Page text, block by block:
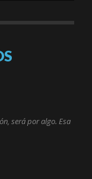
será por algo. Esa